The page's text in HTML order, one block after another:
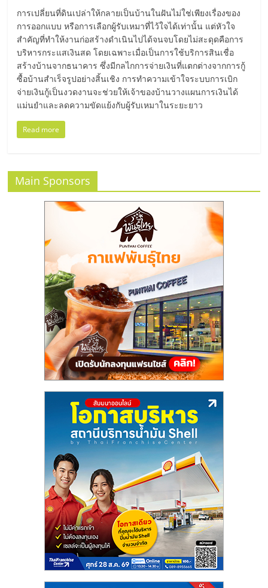
ไทย,
SMEs,
แฟ
รน
ไชส์,
ที่
ปรึกษา
แฟ
ไชส์,
รวม
แฟ
ไชส์
ขาย
แฟ
การเปลี่ยนที่ดินเปล่าให้กลายเป็นบ้านในฝันไม่ใช่เพียงเรื่องของ
การออกแบบ หรือการเลือกผู้รับเหมาที่ไว้ใจได้เท่านั้น แต่หัวใจ
สำคัญที่ทำให้งานก่อสร้างดำเนินไปได้จนจบโดยไม่สะดุดคือการ
บริหารกระแสเงินสด โดยเฉพาะเมื่อเป็นการใช้บริการสินเชื่อ
สร้างบ้านจากธนาคาร ซึ่งมีกลไกการจ่ายเงินที่แตกต่างจากการกู้
ซื้อบ้านสำเร็จรูปอย่างสิ้นเชิง การทำความเข้าใจระบบการเบิก
จ่ายเงินกู้เป็นงวดงานจะช่วยให้เจ้าของบ้านวางแผนการเงินได้
แม่นยำและลดความขัดแย้งกับผู้รับเหมาในระยะยาว
Read more
Main Sponsors